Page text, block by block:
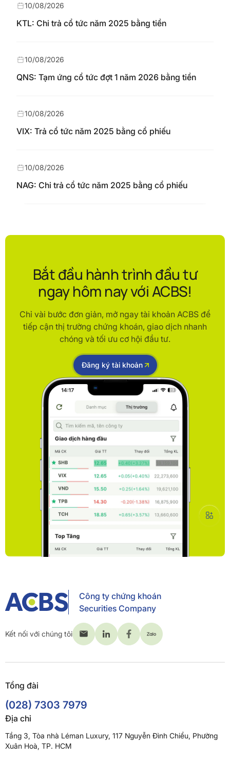
KTL: Chi trả cổ tức năm 2025 bằng tiền
10/08/2026
QNS: Tạm ứng cổ tức đợt 1 năm 2026 bằng tiền
10/08/2026
VIX: Trả cổ tức năm 2025 bằng cổ phiếu
10/08/2026
NAG: Chi trả cổ tức năm 2025 bằng cổ phiếu
10/08/2026
Bắt đầu hành trình đầu tư
ngay hôm nay với ACBS!
Chỉ vài bước đơn giản, mở ngay tài khoản ACBS để
tiếp cận thị trường chứng khoán, giao dịch nhanh
chóng và tối ưu cơ hội đầu tư.
Đăng ký tài khoản
Công ty chứng khoán
Securities Company
Kết nối với chúng tôi
Tổng đài
(028) 7303 7979
Địa chỉ
Tầng 3, Tòa nhà Léman Luxury, 117 Nguyễn Đình Chiểu, Phường
Xuân Hoà, TP. HCM